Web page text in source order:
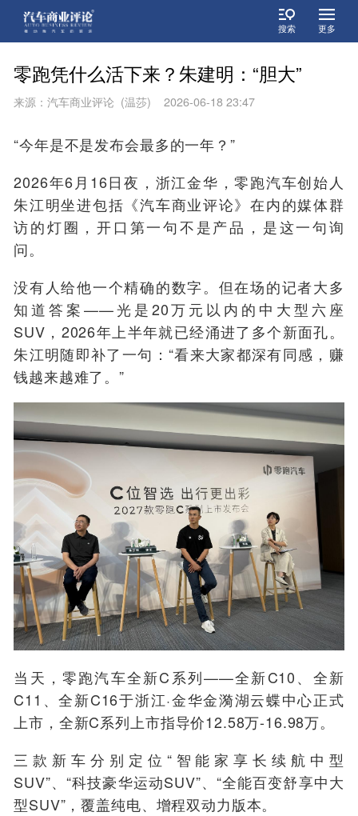
搜索 更多
零跑凭什么活下来？朱建明：“胆大”
来源：汽车商业评论 (温莎) 2026-06-18 23:47
“今年是不是发布会最多的一年？”
2026年6月16日夜，浙江金华，零跑汽车创始人
朱江明坐进包括《汽车商业评论》在内的媒体群
访的灯圈，开口第一句不是产品，是这一句询
问。
没有人给他一个精确的数字。但在场的记者大多
知道答案——光是20万元以内的中大型六座
SUV，2026年上半年就已经涌进了多个新面孔。
朱江明随即补了一句：“看来大家都深有同感，赚
钱越来越难了。”
当天， 零跑汽车全新C系列——全新C10、全新
C11、全新C16于浙江·金华金漪湖云蝶中心正式
上市，全新C系列上市指导价12.58万-16.98万。
三款新车分别定位“智能家享长续航中型
SUV”、“科技豪华运动SUV”、“全能百变舒享中大
型SUV”，覆盖纯电、增程双动力版本。